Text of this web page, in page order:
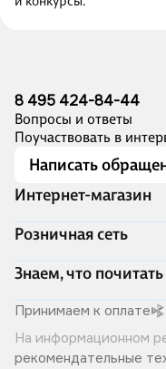
8 495 424-84-44
Вопросы и ответы
Поучаствовать в
Написать
Интернет-магазин
Акции
Доставка и оплата
Программа лояльности
Подарочные
Правила продажи
Политика
Розничная сеть
Адреса магазинов
Книжный Дозор
О компании
Читай-город для
Хотите у нас работать?
Знаем, что почитать
Скоро в продаже
Лучшие из лучших
Читай-журнал
Принимаем к оплате
На информационном
рекомендательные